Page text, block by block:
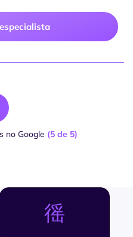
no Google (5 de 5)